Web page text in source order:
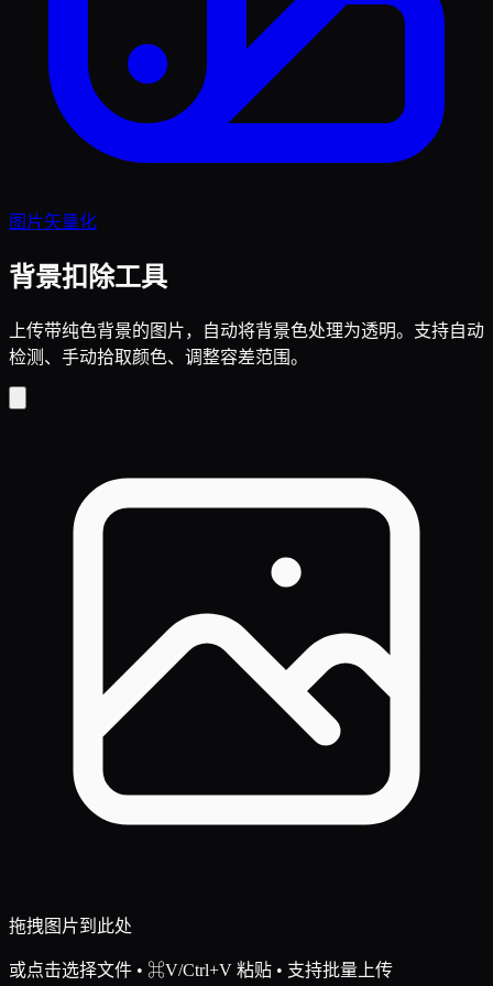
图片矢量化
背景扣除工具
上传带纯色背景的图片，自动将背景色处理为透明。支持自动
检测、手动拾取颜色、调整容差范围。
拖拽图片到此处
或点击选择文件 • ⌘V/Ctrl+V 粘贴 • 支持批量上传